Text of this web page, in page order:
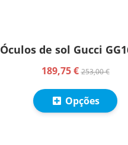
Óculos de sol Gucci
189,75 €253,00 €
Opções